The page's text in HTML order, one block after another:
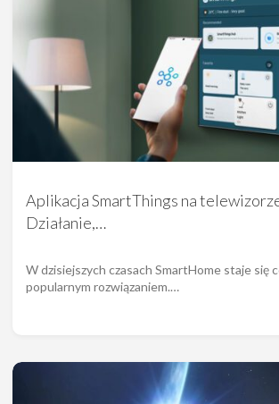
Aplikacja SmartThings na
Działanie,…
W dzisiejszych czasach SmartHome staje się
popularnym rozwiązaniem.…